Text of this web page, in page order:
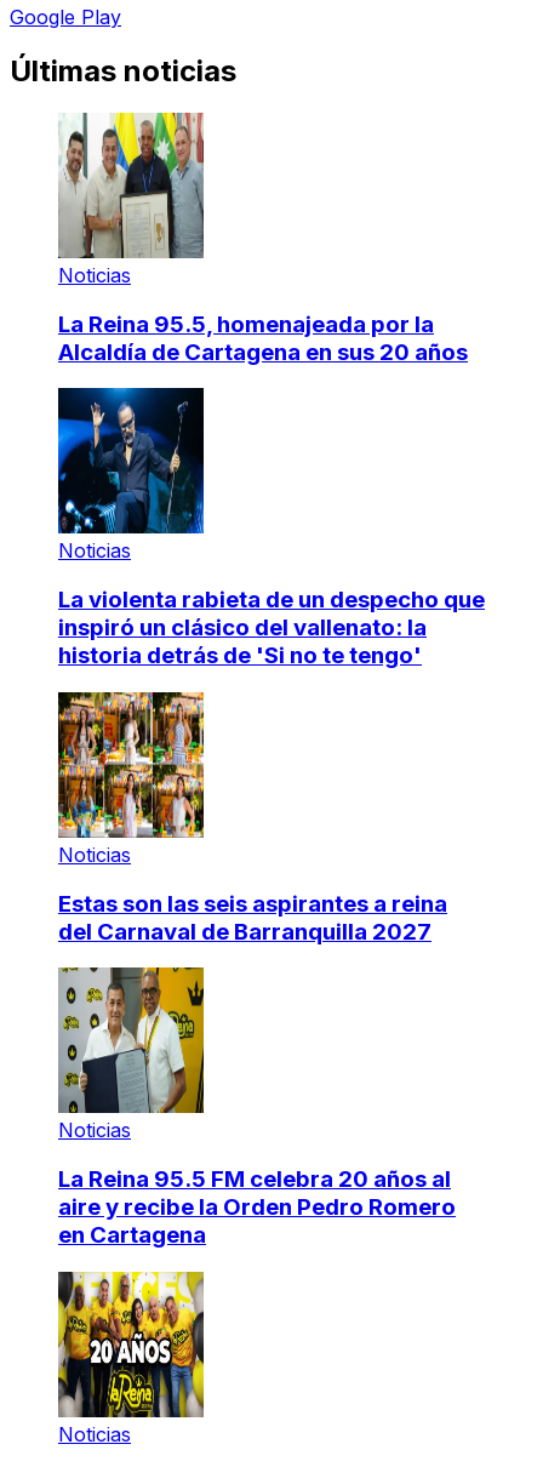
Google Play
Últimas noticias
Noticias
La Reina 95.5, homenajeada por la
Alcaldía de Cartagena en sus 20 años
Noticias
La violenta rabieta de un despecho que
inspiró un clásico del vallenato: la
historia detrás de 'Si no te tengo'
Noticias
Estas son las seis aspirantes a reina
del Carnaval de Barranquilla 2027
Noticias
La Reina 95.5 FM celebra 20 años al
aire y recibe la Orden Pedro Romero
en Cartagena
Noticias